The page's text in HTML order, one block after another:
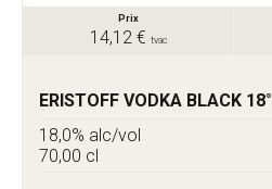
Prix
14,12 € tvac
ERISTOFF VODKA BLACK 18°
18,0% alc/vol
70,00 cl